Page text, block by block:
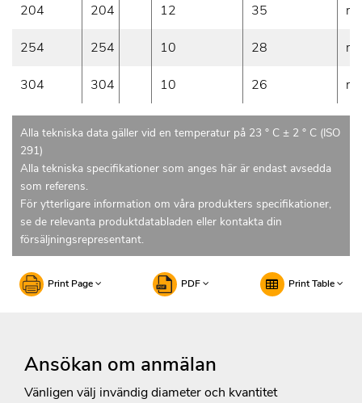
204 204 12 35
254 254 10 28
304 304 10 26
Alla tekniska data gäller vid en temperatur på 23 ° C ± 2 ° C (ISO
291)
Alla tekniska specifikationer som anges här är endast avsedda
som referens.
För ytterligare information om våra produkters specifikationer,
se de relevanta produktdatabladen eller kontakta din
försäljningsrepresentant.
Print Page PDF Print Table
Ansökan om anmälan
Vänligen välj invändig diameter och kvantitet